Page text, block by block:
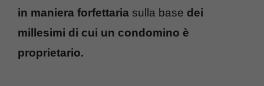
in maniera forfettaria sulla base dei
millesimi di cui un condomino è
proprietario.